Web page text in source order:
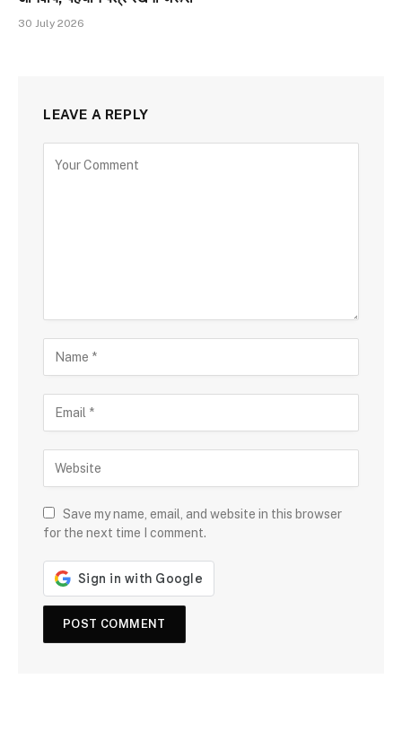
30 July 2026
LEAVE A REPLY
Save my name, email, and website in this browser
for the next time I comment.